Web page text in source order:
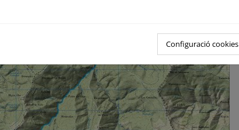
Configuració cookies